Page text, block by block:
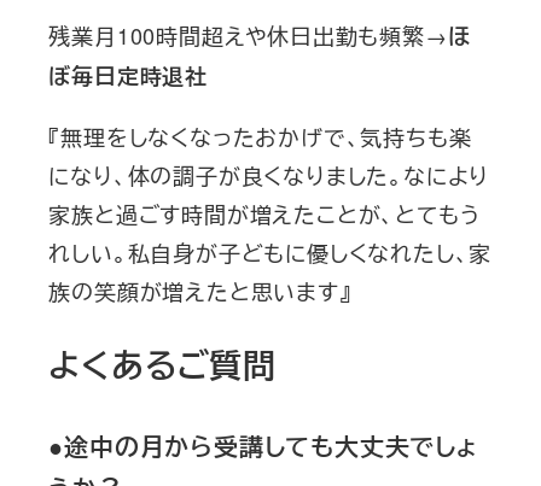
残業月100時間超えや休日出勤も頻繁→ほ
ぼ毎日定時退社
『無理をしなくなったおかげで、気持ちも楽
になり、体の調子が良くなりました。なにより
家族と過ごす時間が増えたことが、とてもう
れしい。私自身が子どもに優しくなれたし、家
族の笑顔が増えたと思います』
よくあるご質問
●途中の月から受講しても大丈夫でしょ